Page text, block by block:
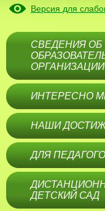
Версия для
СВЕДЕНИЯ ОБ
ОРГАНИЗАЦИИ
ИНТЕРЕСНО
НАШИ
ДЛЯ
ДЕТСКИЙ САД